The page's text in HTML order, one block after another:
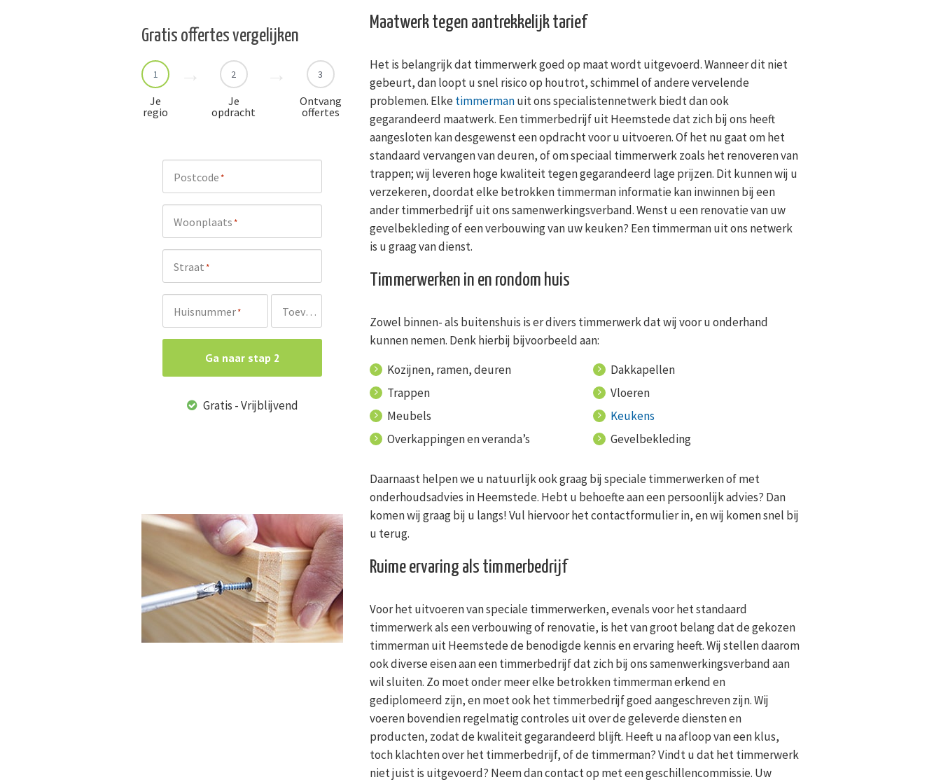
Gratis offertes vergelijken
1
Je
regio
2
Je
opdracht
3
Ontvang
offertes
Postcode*
Woonplaats*
Straat*
Huisnummer* Toevoeging
Ga naar stap 2
Gratis - Vrijblijvend
Maatwerk tegen aantrekkelijk tarief
Het is belangrijk dat timmerwerk goed op maat wordt uitgevoerd. Wanneer dit niet
gebeurt, dan loopt u snel risico op houtrot, schimmel of andere vervelende
problemen. Elketimmermanuit ons specialistennetwerk biedt dan ook
gegarandeerd maatwerk. Een timmerbedrijf uit Heemstede dat zich bij ons heeft
aangesloten kan desgewenst een opdracht voor u uitvoeren. Of het nu gaat om het
standaard vervangen van deuren, of om speciaal timmerwerk zoals het renoveren van
trappen; wij leveren hoge kwaliteit tegen gegarandeerd lage prijzen. Dit kunnen wij u
verzekeren, doordat elke betrokken timmerman informatie kan inwinnen bij een
ander timmerbedrijf uit ons samenwerkingsverband. Wenst u een renovatie van uw
gevelbekleding of een verbouwing van uw keuken? Een timmerman uit ons netwerk
is u graag van dienst.
Timmerwerken in en rondom huis
Zowel binnen- als buitenshuis is er divers timmerwerk dat wij voor u onderhand
kunnen nemen. Denk hierbij bijvoorbeeld aan:
Kozijnen, ramen, deuren
Trappen
Meubels
Overkappingen en veranda’s
Dakkapellen
Vloeren
Keukens
Gevelbekleding
Daarnaast helpen we u natuurlijk ook graag bij speciale timmerwerken of met
onderhoudsadvies in Heemstede. Hebt u behoefte aan een persoonlijk advies? Dan
komen wij graag bij u langs! Vul hiervoor het contactformulier in, en wij komen snel bij
u terug.
Ruime ervaring als timmerbedrijf
Voor het uitvoeren van speciale timmerwerken, evenals voor het standaard
timmerwerk als een verbouwing of renovatie, is het van groot belang dat de gekozen
timmerman uit Heemstede de benodigde kennis en ervaring heeft. Wij stellen daarom
ook diverse eisen aan een timmerbedrijf dat zich bij ons samenwerkingsverband aan
wil sluiten. Zo moet onder meer elke betrokken timmerman erkend en
gediplomeerd zijn, en moet ook het timmerbedrijf goed aangeschreven zijn. Wij
voeren bovendien regelmatig controles uit over de geleverde diensten en
producten, zodat de kwaliteit gegarandeerd blijft. Heeft u na afloop van een klus,
toch klachten over het timmerbedrijf, of de timmerman? Vindt u dat het timmerwerk
niet juist is uitgevoerd? Neem dan contact op met een geschillencommissie. Uw